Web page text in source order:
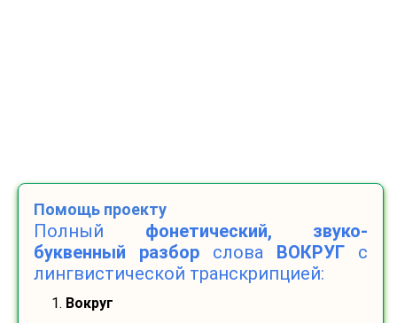
Помощь проекту
Полный фонетический, звуко-
буквенный разбор слова ВОКРУГ с
лингвистической транскрипцией:
1. Вокруг